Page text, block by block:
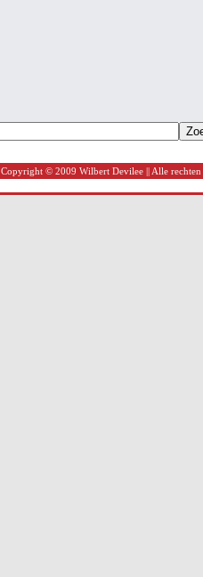
Copyright © 2009 Wilbert Devilee || Alle